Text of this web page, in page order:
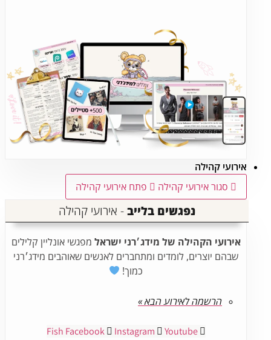
אירועי קהילה
סגור אירועי קהילה
פתח אירועי קהילה
נפגשים בלייב- אירועי קהילה
אירועי הקהילה של מידג׳רני ישראלמפגשי אונליין קלילים
שבהם יוצרים, לומדים ומתחברים לאנשים שאוהבים מידג׳רני
כמוך!
הרשמה לאירוע הבא »
FishFacebook Instagram Youtube